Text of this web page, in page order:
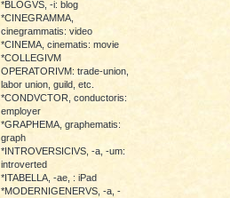
*BLOGVS, -i: blog
*CINEGRAMMA,
cinegrammatis: video
*CINEMA, cinematis: movie
*COLLEGIVM
OPERATORIVM: trade-union,
labor union, guild, etc.
*CONDVCTOR, conductoris:
employer
*GRAPHEMA, graphematis:
graph
*INTROVERSICIVS, -a, -um:
introverted
*ITABELLA, -ae, : iPad
*MODERNIGENERVS, -a, -